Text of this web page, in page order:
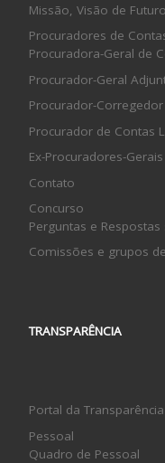
Missão, Visão de
Procuradores de
Procuradora-Geral de
Procurador-Geral
Procurador-
Procurador de Contas
Ex-Procuradores-Gerais
Contato
Concurso
Perguntas e
Comissões e grupos
TRANSPARÊNCIA
Portal da Transparência
Pessoal
Quadro de Pessoal